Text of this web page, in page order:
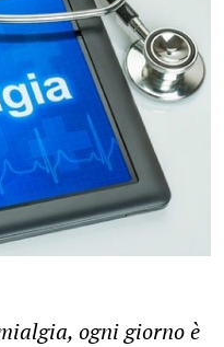
ogni giorno è